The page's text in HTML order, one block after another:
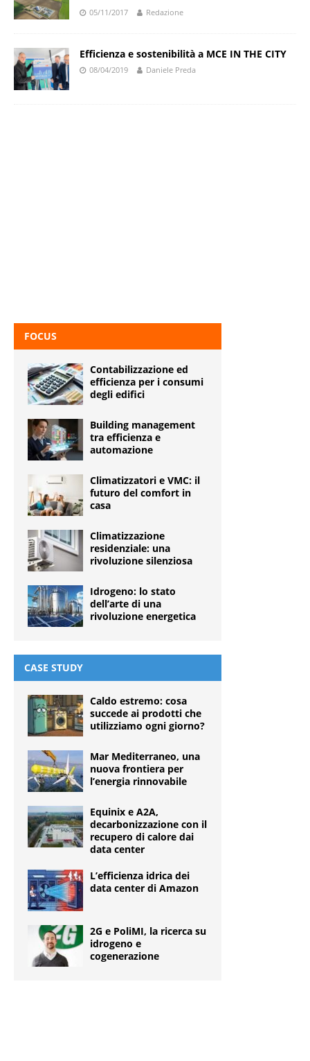
05/11/2017 Redazione
Efficienza e sostenibilità a MCE IN THE CITY
08/04/2019 Daniele Preda
FOCUS
Contabilizzazione ed
efficienza per i consumi
degli edifici
Building management
tra efficienza e
automazione
Climatizzatori e VMC: il
futuro del comfort in
casa
Climatizzazione
residenziale: una
rivoluzione silenziosa
Idrogeno: lo stato
dell’arte di una
rivoluzione energetica
CASE STUDY
Caldo estremo: cosa
succede ai prodotti che
utilizziamo ogni giorno?
Mar Mediterraneo, una
nuova frontiera per
l’energia rinnovabile
Equinix e A2A,
decarbonizzazione con il
recupero di calore dai
data center
L’efficienza idrica dei
data center di Amazon
2G e PoliMI, la ricerca su
idrogeno e
cogenerazione